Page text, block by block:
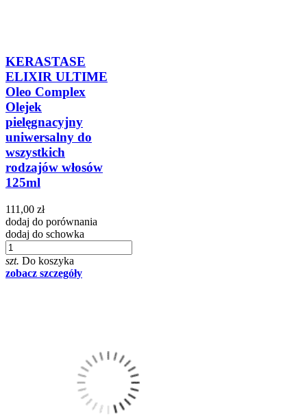
KERASTASE
ELIXIR ULTIME
Oleo Complex
Olejek
pielęgnacyjny
uniwersalny do
wszystkich
rodzajów włosów
125ml
111,00 zł
dodaj do porównania
dodaj do schowka
szt. Do koszyka
zobacz szczegóły